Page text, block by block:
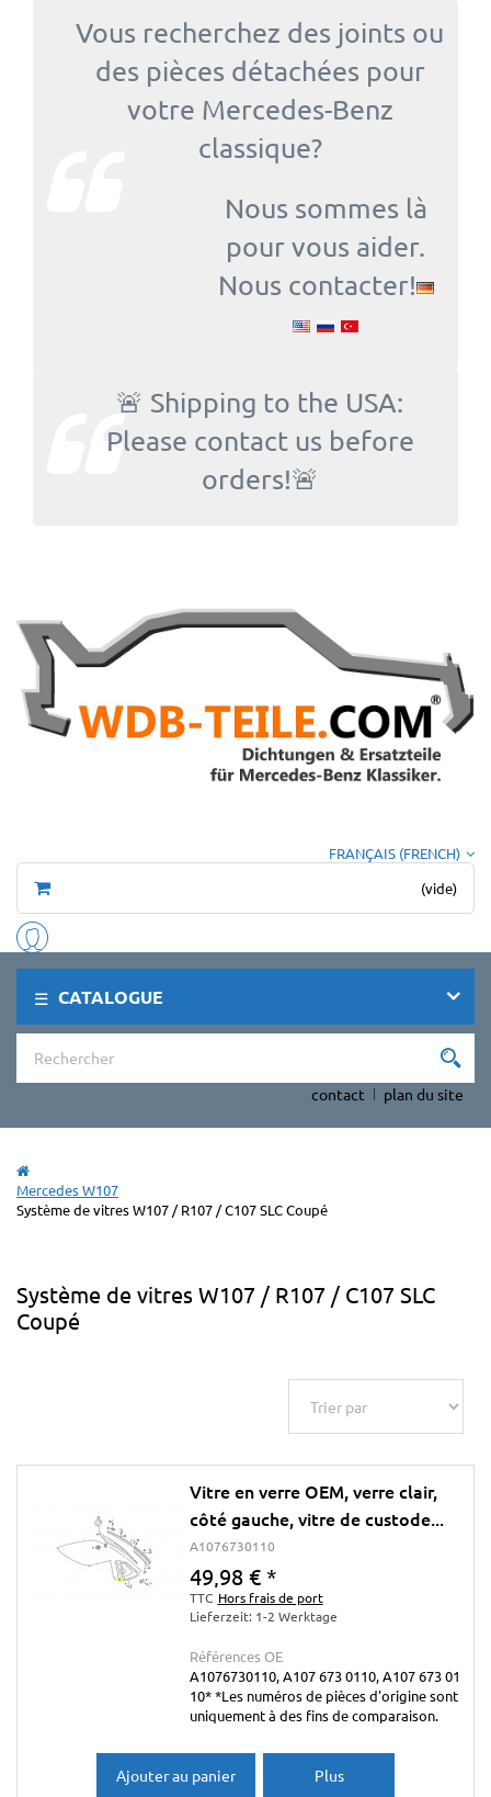
Vous recherchez des joints ou
des pièces détachées pour
votre Mercedes-Benz
classique?
Nous sommes là
pour vous aider.
Nous contacter!
🚨 Shipping to the USA:
Please contact us before
orders!🚨
FRANÇAIS (FRENCH)
(vide)
CATALOGUE
contact plan du site
Mercedes W107
Système de vitres W107 / R107 / C107 SLC Coupé
Système de vitres W107 / R107 / C107 SLC
Coupé
Vitre en verre OEM, verre clair,
côté gauche, vitre de custode...
A1076730110
49,98 € *
TTC Hors frais de port
Lieferzeit: 1-2 Werktage
Références OE
A1076730110, A107 673 0110, A107 673 01
10* *Les numéros de pièces d'origine sont
uniquement à des fins de comparaison.
Ajouter au panier Plus